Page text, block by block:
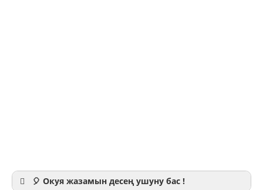
🎈 Окуя жазамын десең ушуну бас !